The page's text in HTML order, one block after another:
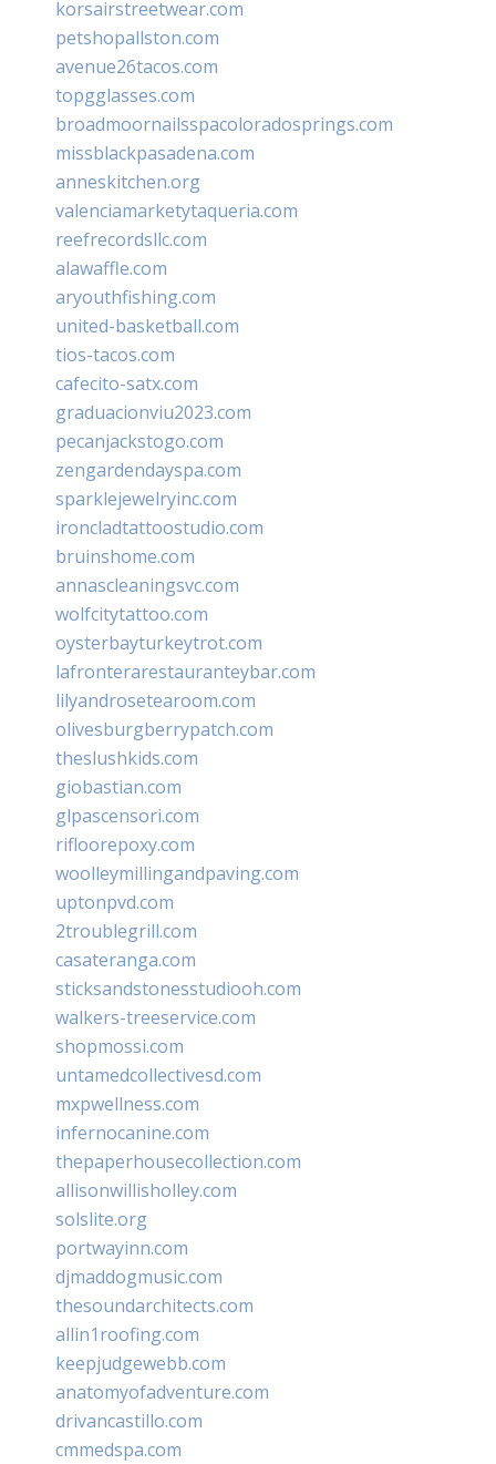
korsairstreetwear.com
petshopallston.com
avenue26tacos.com
topgglasses.com
broadmoornailsspacoloradosprings.com
missblackpasadena.com
anneskitchen.org
valenciamarketytaqueria.com
reefrecordsllc.com
alawaffle.com
aryouthfishing.com
united-basketball.com
tios-tacos.com
cafecito-satx.com
graduacionviu2023.com
pecanjackstogo.com
zengardendayspa.com
sparklejewelryinc.com
ironcladtattoostudio.com
bruinshome.com
annascleaningsvc.com
wolfcitytattoo.com
oysterbayturkeytrot.com
lafronterarestauranteybar.com
lilyandrosetearoom.com
olivesburgberrypatch.com
theslushkids.com
giobastian.com
glpascensori.com
rifloorepoxy.com
woolleymillingandpaving.com
uptonpvd.com
2troublegrill.com
casateranga.com
sticksandstonesstudiooh.com
walkers-treeservice.com
shopmossi.com
untamedcollectivesd.com
mxpwellness.com
infernocanine.com
thepaperhousecollection.com
allisonwillisholley.com
solslite.org
portwayinn.com
djmaddogmusic.com
thesoundarchitects.com
allin1roofing.com
keepjudgewebb.com
anatomyofadventure.com
drivancastillo.com
cmmedspa.com